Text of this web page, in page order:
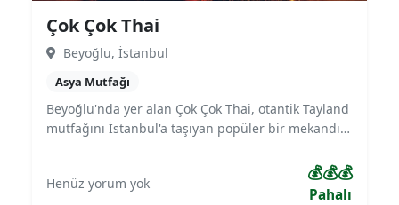
Çok Çok Thai
Beyoğlu, İstanbul
Asya Mutfağı
Beyoğlu'nda yer alan Çok Çok Thai, otantik Tayland
mutfağını İstanbul'a taşıyan popüler bir mekandır.
birleştiren restoran, özellikle Pad Thai, Massaman
köri ve Tom Yum çorbası gibi klasik lezzetleriyle
Henüz yorum yok 💰💰💰
Pahalı